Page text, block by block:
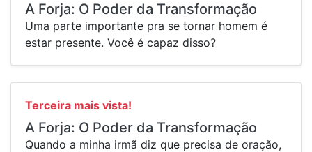
A Forja: O Poder da Transformação
⁠Uma parte importante pra se tornar homem é
estar presente. Você é capaz disso?
Terceira mais vista!
A Forja: O Poder da Transformação
⁠Quando a minha irmã diz que precisa de oração,